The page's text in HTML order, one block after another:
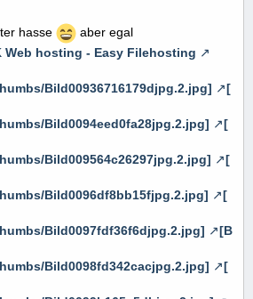
hasse
aber egal
Web hosting - Easy Filehosting
Bild00936716179djpg.2.jpg]
[
Bild0094eed0fa28jpg.2.jpg]
[
Bild009564c26297jpg.2.jpg]
[
Bild0096df8bb15fjpg.2.jpg]
[
Bild0097fdf36f6djpg.2.jpg]
[B
Bild0098fd342cacjpg.2.jpg]
[